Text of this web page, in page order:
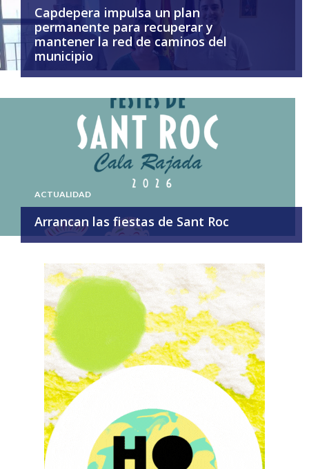
Capdepera impulsa un plan
permanente para recuperar y
mantener la red de caminos del
municipio
ACTUALIDAD
Arrancan las fiestas de Sant Roc